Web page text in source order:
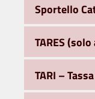
Sportello
TARES
TARI –